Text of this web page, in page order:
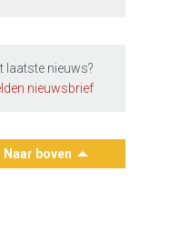
laatste nieuws?
nieuwsbrief
Naar boven